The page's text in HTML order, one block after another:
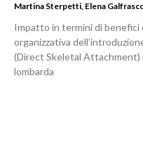
Martina Sterpetti, Elena
Impatto in termini di benefici
organizzativa
(Direct Skeletal Attachment)
lombarda